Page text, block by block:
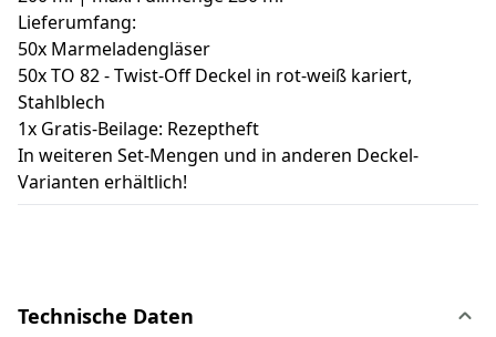
Lieferumfang:
50x Marmeladengläser
50x TO 82 - Twist-Off Deckel in rot-weiß kariert,
Stahlblech
1x Gratis-Beilage: Rezeptheft
In weiteren Set-Mengen und in anderen Deckel-
Varianten erhältlich!
Technische Daten